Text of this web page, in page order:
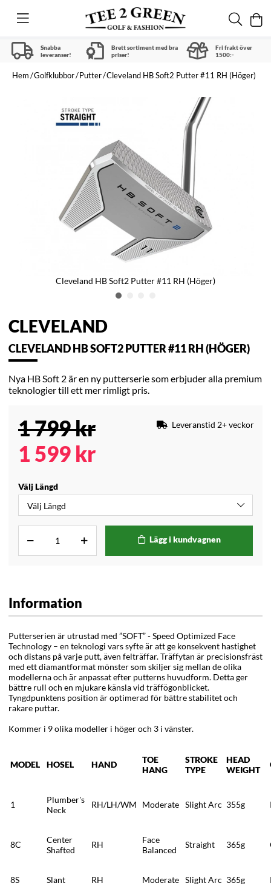
Snabba
leveranser!
Brett sortiment med bra
priser!
Fri frakt över
1500:-
Hem Golfklubbor Putter Cleveland HB Soft2 Putter #11 RH (Höger)
Cleveland HB Soft2 Putter #11 RH (Höger)
CLEVELAND
CLEVELAND HB SOFT2 PUTTER #11 RH (HÖGER)
Nya HB Soft 2 är en ny putterserie som erbjuder alla premium
teknologier till ett mer rimligt pris.
1 799kr
1 599 kr
Leveranstid 2+ veckor
Välj Längd
Lägg i kundvagnen
Information
Putterserien är utrustad med ”SOFT” - Speed Optimized Face
Technology – en teknologi vars syfte är att ge konsekvent hastighet
och distans på varje putt, även felträffar. Träffytan är precisionsfräst
med ett diamantformat mönster som skiljer sig mellan de olika
modellerna och är anpassat efter putterns huvudform. Detta ger
bättre rull och en mjukare känsla vid träffögonblicket.
Tyngdpunktens position är optimerad för bättre stabilitet och
rakare puttar.
Kommer i 9 olika modeller i höger och 3 i vänster.
MODEL HOSEL HAND
TOE
HANG
STROKE
TYPE
HEAD
WEIGHT
1
Plumber's
Neck
RH/LH/WM Moderate Slight Arc 355g
8C
Center
Shafted
RH
Face
Balanced
Straight 365g
8S Slant RH Moderate Slight Arc 365g